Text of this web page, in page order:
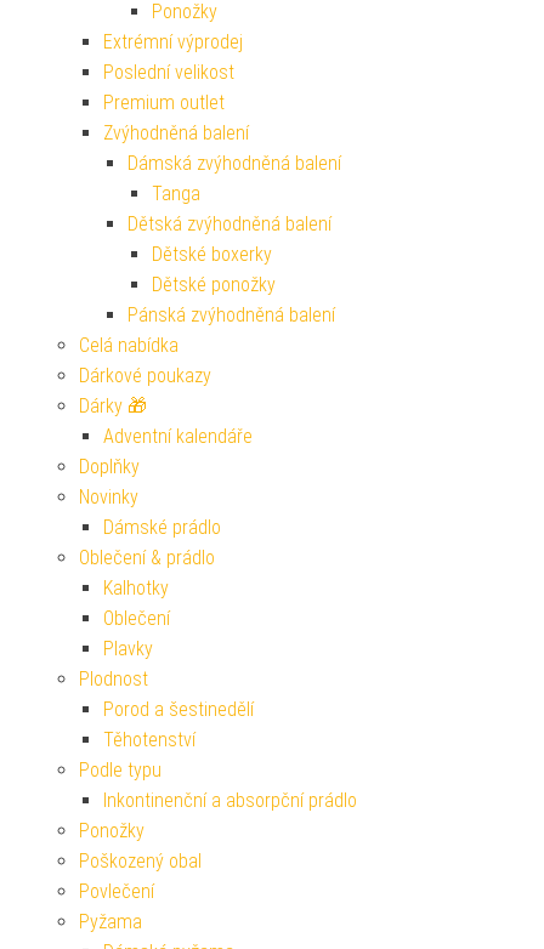
Ponožky
Extrémní výprodej
Poslední velikost
Premium outlet
Zvýhodněná balení
Dámská zvýhodněná balení
Tanga
Dětská zvýhodněná balení
Dětské boxerky
Dětské ponožky
Pánská zvýhodněná balení
Celá nabídka
Dárkové poukazy
Dárky 🎁
Adventní kalendáře
Doplňky
Novinky
Dámské prádlo
Oblečení & prádlo
Kalhotky
Oblečení
Plavky
Plodnost
Porod a šestinedělí
Těhotenství
Podle typu
Inkontinenční a absorpční prádlo
Ponožky
Poškozený obal
Povlečení
Pyžama